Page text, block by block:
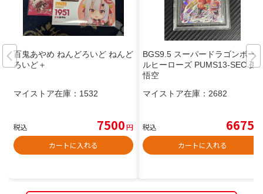
百鬼あやめ ねんどろいど ねんど
ろいど＋
マイストア在庫： 1532
税込 7500円
カートに入れる
BGS9.5 スーパードラゴンボー
ルヒーローズ PUMS13-SEC 孫
悟空
マイストア在庫： 2682
税込 6675
カートに入れる